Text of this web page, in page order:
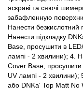
яскраві та сяючі
забафленную поверхню
Нанести безкислотний
Нанести підкладку
Base, просушити в
лампі - 2 хвилини); 4.
Cover Base, просушити
UV лампі - 2 хвилини);
або DNKa' Top Matt No